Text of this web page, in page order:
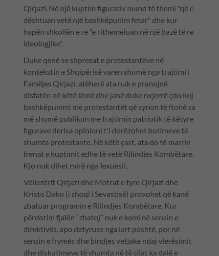
Qirjazi. Në një kuptim figurativ mund të themi "që e
dështuan vetë një bashkëpunim fetar" dhe kur
hapën shkollën e re "e rithemeluan në një bazë të re
ideologjike".
Duke qenë se shpresat e protestantëve në
kontekstin e Shqipërisë varen shumë nga trajtimi i
Familjes Qirjazi, atëherë ata nuk e pranojnë
disfatën në këtë lëmë dhe janë duke nxjerrë çdo lloj
bashkëpunimi me protestantët që synon të ftohë sa
më shumë publikun me trajtimin patriotik të këtyre
figurave derisa opinioni t'i dorëzohet botimeve të
shumta protestante. Në këtë çast, ata do të marrin
frenat e kuptimit edhe të vetë Rilindjes Kombëtare.
Kjo nuk dihet mirë nga lexuesit.
Vëllezërit Qirjazi dhe Motrat e tyre Qirjazi dhe
Kristo Dako (i shoqi i Sevastisë) provohet që kanë
zbatuar programin e Rilindjes Kombëtare. Kur
përdorim fjalën “zbatoj” nuk e kemi në sensin e
direktivës, apo detyrues nga lart poshtë, por në
sensin e frymës dhe bindjes vetjake ndaj vlerësimit
dhe diskutimeve të shumta në të cilat ka dalë e